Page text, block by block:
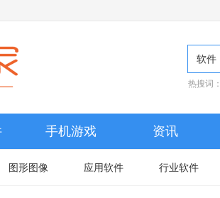
软件
热搜词：
手机游戏 资讯
图形图像 应用软件 行业软件